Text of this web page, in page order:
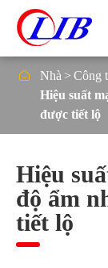
 Nhà Công
Hiệu suất
được tiết lộ
Hiệu
độ ẩm
tiết lộ